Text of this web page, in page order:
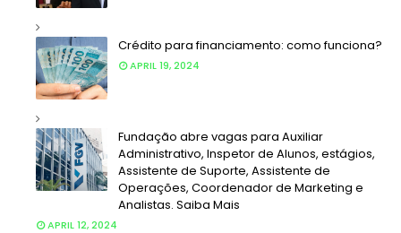
Crédito para financiamento: como funciona?
APRIL 19, 2024
Fundação abre vagas para Auxiliar
Administrativo, Inspetor de Alunos, estágios,
Assistente de Suporte, Assistente de
Operações, Coordenador de Marketing e
Analistas. Saiba Mais
APRIL 12, 2024